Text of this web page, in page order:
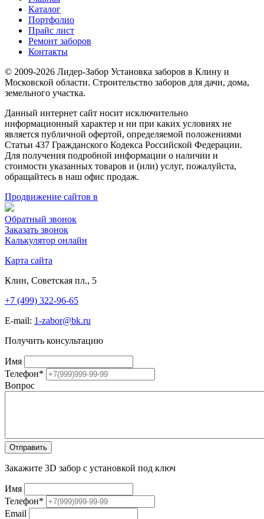
Каталог
Портфолио
Прайс лист
Ремонт заборов
Контакты
© 2009-2026 Лидер-Забор Установка заборов в Клину и
Московской области. Строительство заборов для дачи, дома,
земельного участка.
Данный интернет сайт носит исключительно
информационный характер и ни при каких условиях не
является публичной офертой, определяемой положениями
Статьи 437 Гражданского Кодекса Российской Федерации.
Для получения подробной информации о наличии и
стоимости указанных товаров и (или) услуг, пожалуйста,
обращайтесь в наш офис продаж.
Продвижение сайтов в
Обратный звонок
Заказать звонок
Калькулятор онлайн
Карта сайта
Клин, Советская пл., 5
+7 (499) 322-96-65
E-mail: 1-zabor@bk.ru
Получить консультацию
Имя
Телефон*
Вопрос
Закажите 3D забор с установкой под ключ
Имя
Телефон*
Email